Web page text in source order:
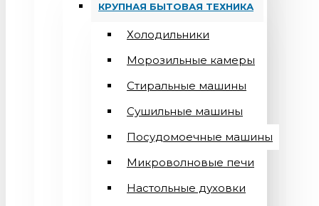
КРУПНАЯ БЫТОВАЯ ТЕХНИКА
Холодильники
Морозильные камеры
Стиральные машины
Сушильные машины
Посудомоечные машины
Микроволновые печи
Настольные духовки